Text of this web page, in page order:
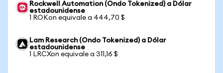
Rockwell Automation (Ondo Tokenized) a Dólar
estadounidense
1 ROKon equivale a 444,70 $
Lam Research (Ondo Tokenized) a Dólar
estadounidense
1 LRCXon equivale a 311,16 $